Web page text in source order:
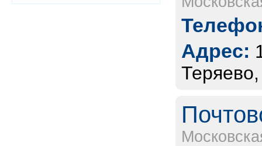
Адрес: